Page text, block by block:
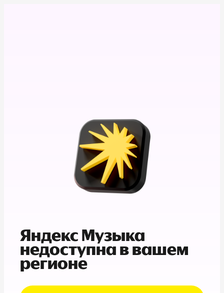
Яндекс Музыка
недоступна в вашем
регионе